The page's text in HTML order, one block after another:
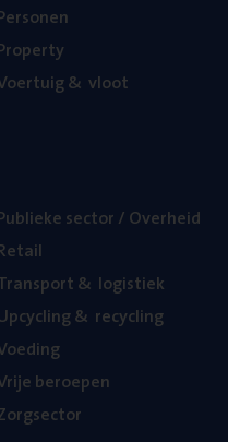
& vloot
sec­tor / Overheid
& logistiek
& recycling
beroe­pen